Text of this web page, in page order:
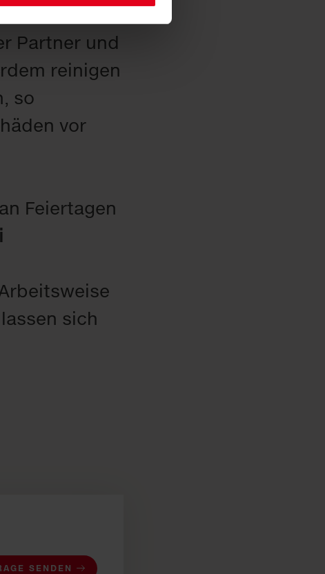
Partner und
reinigen
so
vor
Feiertagen
sich
SENDEN